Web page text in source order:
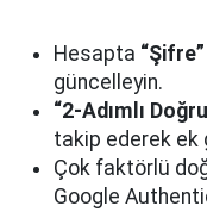
Hesapta “Şifre”
güncelleyin.
“2-Adımlı
takip ederek ek
Çok faktörlü
Google